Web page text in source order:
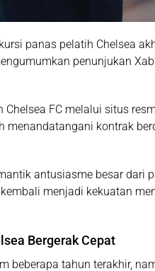
panas pelatih Chelsea
penunjukan
FC melalui situs
menandatangani kontrak
antusiasme besar dari
menjadi kekuatan
Bergerak Cepat
beberapa tahun terakhir,